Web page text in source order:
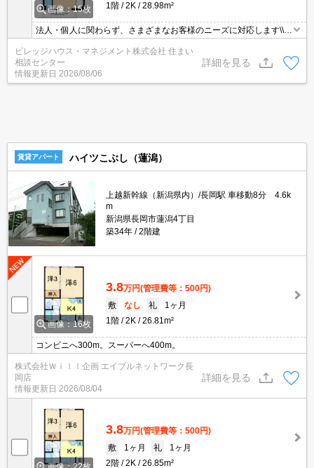
画像：15枚
1階
2K 28.98m²
法人・個人に関わらず、さまざまなお客様のニーズに対応します\\n
敷金・礼金・更新料・鍵交換手数料0円！※契約内容や審査の結
果、敷金をお預かりする場合がございます。
ビレッジハウス・マネジメント株式会社 住まい
相談センター
情報更新日 2026/08/06
詳細を見る
賃貸アパート ハイツこぶし（蓮潟）
上越新幹線（新潟県内）/長岡駅 車移動8分 4.6k
m
新潟県長岡市蓮潟4丁目
築34年
2階建
画像：16枚
3.8万円(管理費等：500円)
敷
なし 礼
1ヶ月
1階
2K 26.81m²
コンビニへ300m。スーパーへ400m。
株式会社Ｗｉｌｌ企画 エイブルネットワーク長
岡店
情報更新日 2026/08/04
詳細を見る
3.8万円(管理費等：500円)
敷
1ヶ月 礼
1ヶ月
2階
2K 26.85m²